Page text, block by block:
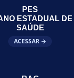
PES
ESTADUAL DE
SAÚDE
ACESSAR →